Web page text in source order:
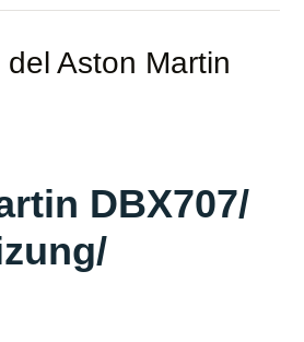
Aston Martin
DBX707/